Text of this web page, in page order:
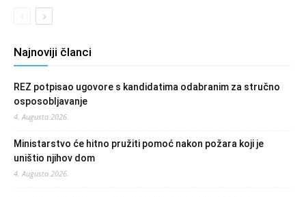
Najnoviji članci
REZ potpisao ugovore s kandidatima odabranim za stručno
osposobljavanje
4. Augusta 2026.
Ministarstvo će hitno pružiti pomoć nakon požara koji je
uništio njihov dom
4. Augusta 2026.